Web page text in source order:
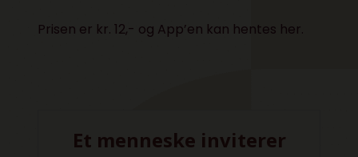
Prisen er kr. 12,- og App’en kan hentes her.